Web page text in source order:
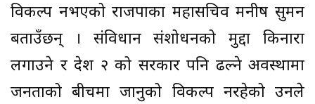
विकल्प नभएको राजपाका महासचिव मनीष सुमन
बताउँछन् । संविधान संशोधनको मुद्दा किनारा
लगाउने र प्रदेश २ को सरकार पनि ढल्ने अवस्थामा
जनताको बीचमा जानुको विकल्प नरहेको उनले